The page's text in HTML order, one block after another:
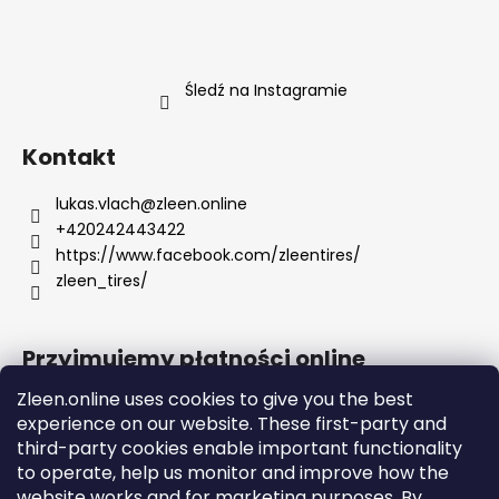
Zleen.online uses cookies to give you the best
experience on our website. These first-party and
third-party cookies enable important functionality
to operate, help us monitor and improve how the
Śledź na Instagramie
Kontakt
lukas.vlach@zleen.online
+420242443422
https://www.facebook.com/zleentires/
zleen_tires/
Przyjmujemy płatności online